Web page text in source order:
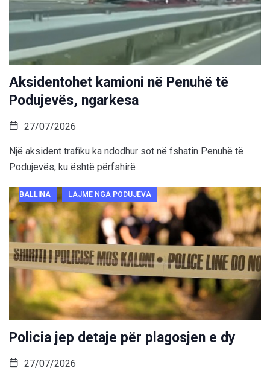
Aksidentohet kamioni në Penuhë të
Podujevës, ngarkesa
27/07/2026
Një aksident trafiku ka ndodhur sot në fshatin Penuhë të
Podujevës, ku është përfshirë
BALLINA LAJME NGA PODUJEVA
Policia jep detaje për plagosjen e dy
27/07/2026